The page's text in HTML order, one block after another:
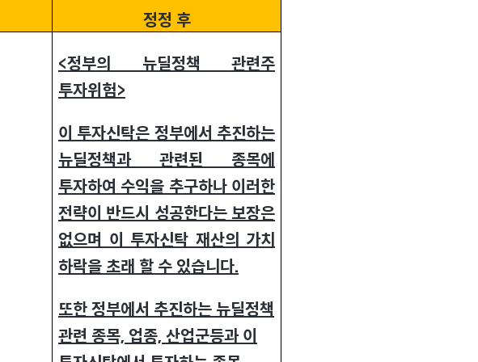
정정 후
<정부의 뉴딜정책 관련주
투자위험>
이 투자신탁은 정부에서 추진하는
뉴딜정책과 관련된 종목에
투자하여 수익을 추구하나 이러한
전략이 반드시 성공한다는 보장은
없으며 이 투자신탁 재산의 가치
하락을 초래 할 수 있습니다.
또한 정부에서 추진하는 뉴딜정책
관련 종목, 업종, 산업군등과 이